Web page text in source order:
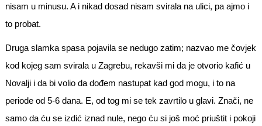
nisam u minusu. A i nikad dosad nisam svirala na ulici, pa ajmo i
to probat.
Druga slamka spasa pojavila se nedugo zatim; nazvao me čovjek
kod kojeg sam svirala u Zagrebu, rekavši mi da je otvorio kafić u
Novalji i da bi volio da dođem nastupat kad god mogu, i to na
periode od 5-6 dana. E, od tog mi se tek zavrtilo u glavi. Znači, ne
samo da ću se izdić iznad nule, nego ću si još moć priuštit i pokoji